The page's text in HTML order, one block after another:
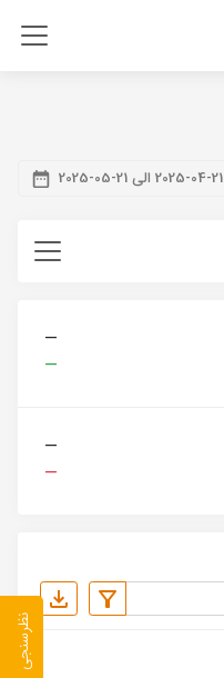
2025-04-21 الی 21-05-2025
—
—
—
—
نظرسنجی